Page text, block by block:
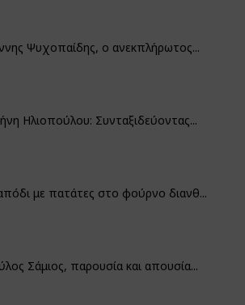
Ψυχοπαίδης, ο ανεκπλήρωτος...
Ηλιοπούλου: Συνταξιδεύοντας...
με πατάτες στο φούρνο διανθ...
Σάμιος, παρουσία και απουσία...